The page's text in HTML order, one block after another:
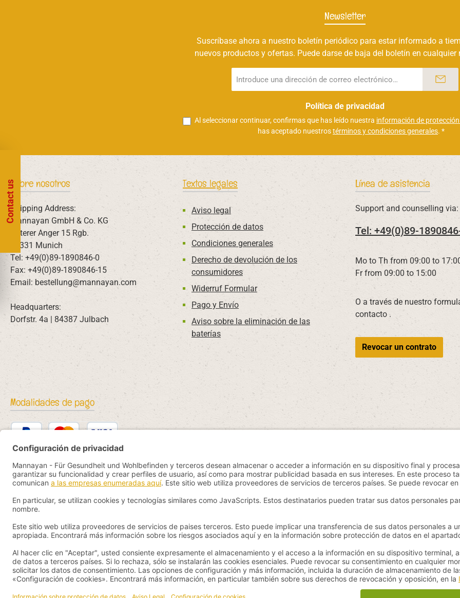
Newsletter
Suscríbase ahora a nuestro boletín periódico para estar informado a
nuevos productos y ofertas. Puede darse de baja del boletín en cualquier
de
Política de privacidad
Al seleccionar continuar, confirmas que has leído nuestra información de
has aceptado nuestrostérminos y condiciones generales. *
Sobre nosotros
Shipping Address:
Mannayan GmbH & Co. KG
Unterer Anger 15 Rgb.
80331 Munich
Tel: +49(0)89-1890846-0
Fax: +49(0)89-1890846-15
Email: bestellung@mannayan.com
Headquarters:
Dorfstr. 4a | 84387 Julbach
Textos legales
Aviso legal
Protección de datos
Condiciones generales
Derecho de devolución de los
consumidores
Widerruf Formular
Pago y Envío
Aviso sobre la eliminación de las
baterías
Línea de asistencia
Support and counselling via:
Tel: +49(0)89-
Mo to Th from 09:00 to
Fr from 09:00 to 15:00
O a través de nuestro
contacto .
Revocar un contrato
Modalidades de pago
PayPal Kredit- oder Debitkarte
BancontactSEPA Lastschrift
eps
iDEAL Przelewy24
Vorkasse Pay by YaBandPay
WeChat Pay + AliPay
Contact us